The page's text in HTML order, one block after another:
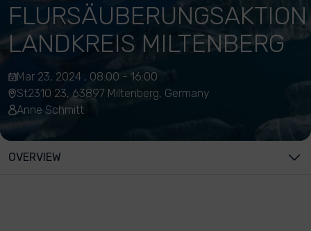
FLURSÄUBERUNGSAKTION
LANDKREIS MILTENBERG
Mar 23, 2024 , 08:00 - 16:00
St2310 23, 63897 Miltenberg, Germany
Anne Schmitt
OVERVIEW